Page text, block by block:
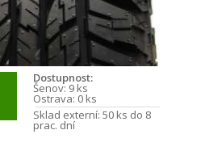
Dostupnost:
Šenov: 9 ks
Ostrava: 0 ks
Sklad externí: 50 ks do 8
prac. dní